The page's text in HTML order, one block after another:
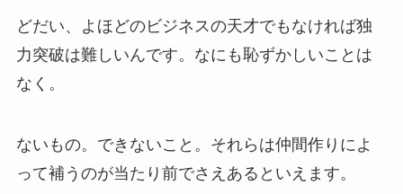
どだい、よほどのビジネスの天才でもなければ独
力突破は難しいんです。なにも恥ずかしいことは
なく。
ないもの。できないこと。それらは仲間作りによ
って補うのが当たり前でさえあるといえます。